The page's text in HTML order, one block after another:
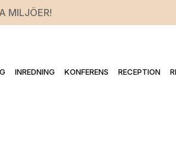
MILJÖER!
INREDNING KONFERENS RECEPTION